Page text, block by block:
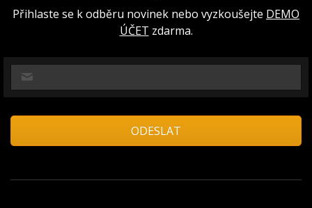
Přihlaste se k odběru novinek nebo vyzkoušejte DEMO
ÚČET zdarma.